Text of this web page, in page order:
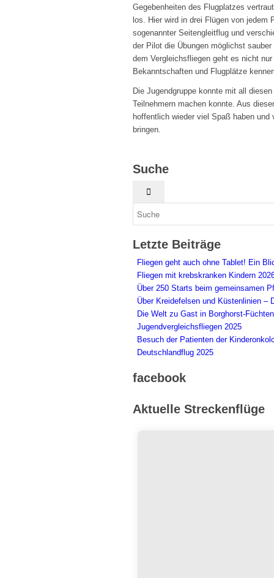
Gegebenheiten des Flugplatzes
los. Hier wird in drei Flügen von
sogenannter Seitengleitflug und
der Pilot die Übungen möglichst
dem Vergleichsfliegen geht es nicht
Bekanntschaften und Flugplätze
Die Jugendgruppe konnte mit all
Teilnehmern machen konnte. Aus
hoffentlich wieder viel Spaß haben
bringen.
Suche
Letzte Beiträge
Fliegen geht auch ohne Tablet! Ein
Fliegen mit krebskranken Kindern
Über 250 Starts beim gemeinsamen
Über Kreidefelsen und Küstenlinien –
Die Welt zu Gast in Borghorst-Füchten
Jugendvergleichsfliegen 2025
Besuch der Patienten der
Deutschlandflug 2025
facebook
Aktuelle Streckenflüge